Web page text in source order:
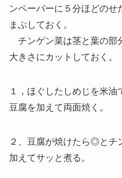
ンペーパーに５分ほどのせ
まぶしておく。
チンゲン菜は茎と葉の部
大きさにカットしておく。
１，ほぐしたしめじを米油
豆腐を加えて両面焼く。
２、豆腐が焼けたら◎とチ
加えてサッと煮る。